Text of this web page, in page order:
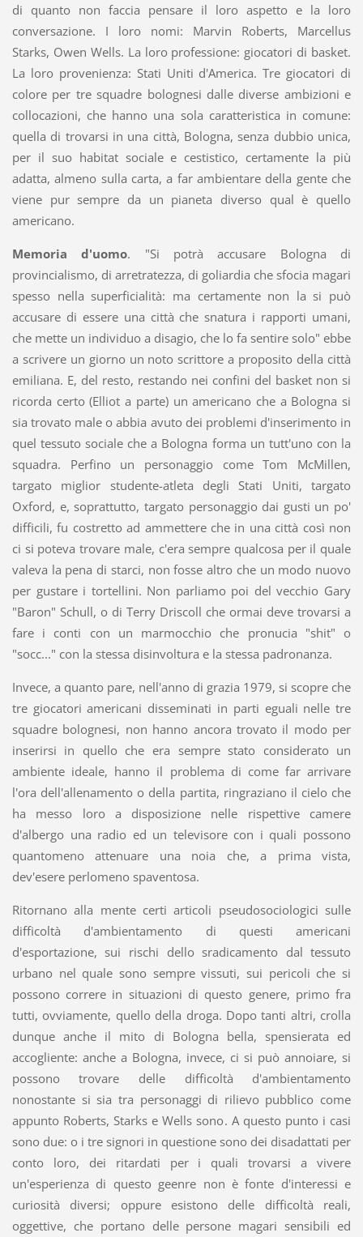
di quanto non faccia pensare il loro aspetto e la loro
conversazione. I loro nomi: Marvin Roberts, Marcellus
Starks, Owen Wells. La loro professione: giocatori di basket.
La loro provenienza: Stati Uniti d'America. Tre giocatori di
colore per tre squadre bolognesi dalle diverse ambizioni e
collocazioni, che hanno una sola caratteristica in comune:
quella di trovarsi in una città, Bologna, senza dubbio unica,
per il suo habitat sociale e cestistico, certamente la più
adatta, almeno sulla carta, a far ambientare della gente che
viene pur sempre da un pianeta diverso qual è quello
americano.
Memoria d'uomo. "Si potrà accusare Bologna di
provincialismo, di arretratezza, di goliardia che sfocia magari
spesso nella superficialità: ma certamente non la si può
accusare di essere una città che snatura i rapporti umani,
che mette un individuo a disagio, che lo fa sentire solo" ebbe
a scrivere un giorno un noto scrittore a proposito della città
emiliana. E, del resto, restando nei confini del basket non si
ricorda certo (Elliot a parte) un americano che a Bologna si
sia trovato male o abbia avuto dei problemi d'inserimento in
quel tessuto sociale che a Bologna forma un tutt'uno con la
squadra. Perfino un personaggio come Tom McMillen,
targato miglior studente-atleta degli Stati Uniti, targato
Oxford, e, soprattutto, targato personaggio dai gusti un po'
difficili, fu costretto ad ammettere che in una città così non
ci si poteva trovare male, c'era sempre qualcosa per il quale
valeva la pena di starci, non fosse altro che un modo nuovo
per gustare i tortellini. Non parliamo poi del vecchio Gary
"Baron" Schull, o di Terry Driscoll che ormai deve trovarsi a
fare i conti con un marmocchio che pronucia "shit" o
"socc..." con la stessa disinvoltura e la stessa padronanza.
Invece, a quanto pare, nell'anno di grazia 1979, si scopre che
tre giocatori americani disseminati in parti eguali nelle tre
squadre bolognesi, non hanno ancora trovato il modo per
inserirsi in quello che era sempre stato considerato un
ambiente ideale, hanno il problema di come far arrivare
l'ora dell'allenamento o della partita, ringraziano il cielo che
ha messo loro a disposizione nelle rispettive camere
d'albergo una radio ed un televisore con i quali possono
quantomeno attenuare una noia che, a prima vista,
dev'esere perlomeno spaventosa.
Ritornano alla mente certi articoli pseudosociologici sulle
difficoltà d'ambientamento di questi americani
d'esportazione, sui rischi dello sradicamento dal tessuto
urbano nel quale sono sempre vissuti, sui pericoli che si
possono correre in situazioni di questo genere, primo fra
tutti, ovviamente, quello della droga. Dopo tanti altri, crolla
dunque anche il mito di Bologna bella, spensierata ed
accogliente: anche a Bologna, invece, ci si può annoiare, si
possono trovare delle difficoltà d'ambientamento
nonostante si sia tra personaggi di rilievo pubblico come
appunto Roberts, Starks e Wells sono. A questo punto i casi
sono due: o i tre signori in questione sono dei disadattati per
conto loro, dei ritardati per i quali trovarsi a vivere
un'esperienza di questo geenre non è fonte d'interessi e
curiosità diversi; oppure esistono delle difficoltà reali,
oggettive, che portano delle persone magari sensibili ed